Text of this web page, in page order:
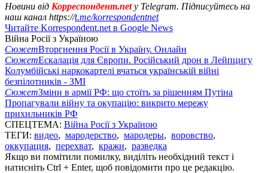
Новини від Корреспондент.netу Telegram. Підписуйтесь на
наш канал https://t.me/korrespondentnet
Читайте Korrespondent.net в Google News
Війна Росії з Україною
СюжетВторгнення Росії в Україну. Онлайн
СюжетЕскалація для Європи. Російський дрон в Лейпцигу
Колумбійські наркокартелі вчаться українській війні
безпілотників - ЗМІ
СюжетЗміни в армії РФ: що стоїть за рішенням Путіна
Пропагували війну та окупацію: викрито мережу
прихильників РФ
СПЕЦТЕМА: Війна Росії з Україною
ТЕГИ: видео, мародерство, мародеры, воровство,
оккупация, перехват, кражи, разведка
Якщо ви помітили помилку, виділіть необхідний текст і
натисніть Ctrl + Enter, щоб повідомити про це редакцію.